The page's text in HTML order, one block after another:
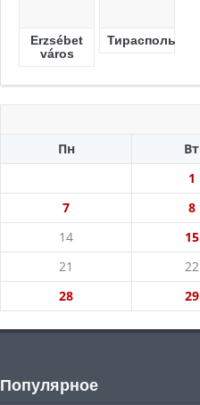
Erzsébet
város
Тирасполь
Пн Вт
1
7
8
14
15
21
22
28
29
Популярное